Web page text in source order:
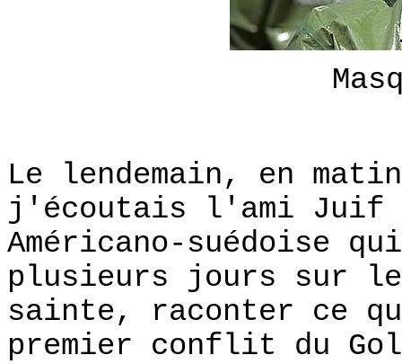
Le lendemain, en
j'écoutais l'ami Juif
Américano-suédoise
plusieurs jours sur
sainte, raconter ce
premier conflit du